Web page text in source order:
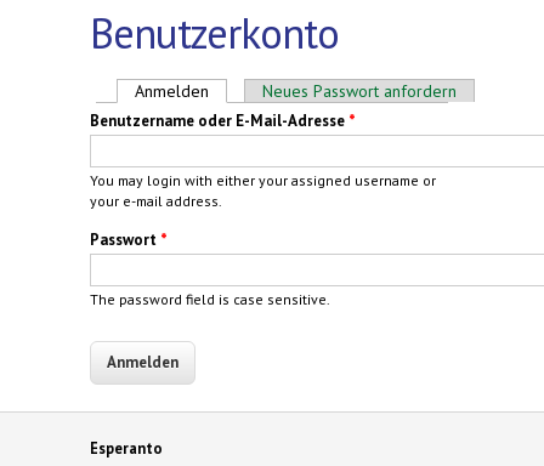
Benutzerkonto
Haupt-Reiter
Anmelden (aktiver Reiter)
Neues Passwort anfordern
Benutzername oder E-Mail-Adresse *
You may login with either your assigned username or
your e-mail address.
Passwort *
The password field is case sensitive.
Esperanto